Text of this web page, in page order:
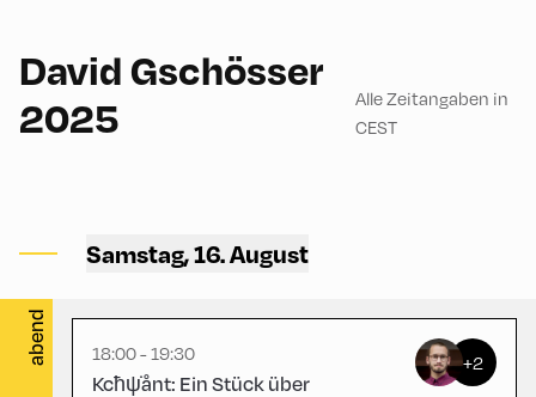
David Gschösser
2025
Alle Zeitangaben in
CEST
Samstag, 16. August
abend
CCA – Schrödinger-Saal
18:00 - 19:30
Kcħψ̇ånt: Ein Stück über
+2